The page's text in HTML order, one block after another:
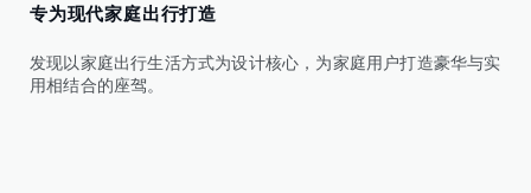
专为现代家庭出行打造
发现以家庭出行生活方式为设计核心，为家庭用户打造豪华与实
用相结合的座驾。